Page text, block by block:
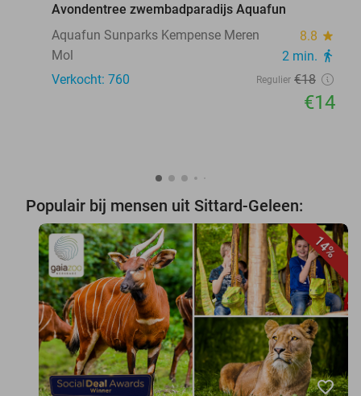
Avondentree zwembadparadijs Aquafun
Aquafun Sunparks Kempense Meren
8.8 star
Mol 2 min. directions_walk
Verkocht: 760 Regulier €18
€14
Populair bij mensen uit Sittard-Geleen:
14%
favorite_border